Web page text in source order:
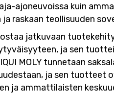
ajoneuvoissa kuin
raskaan teollisuuden
jatkuvaan
ja sen
MOLY tunnetaan
ja sen tuotteet
ja ammattilaisten